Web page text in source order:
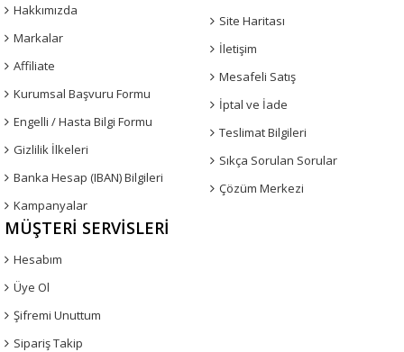
Hakkımızda
Markalar
Affiliate
Kurumsal Başvuru Formu
Engelli / Hasta Bilgi Formu
Gizlilik İlkeleri
Banka Hesap (IBAN) Bilgileri
Kampanyalar
Site Haritası
İletişim
Mesafeli Satış
İptal ve İade
Teslimat Bilgileri
Sıkça Sorulan Sorular
Çözüm Merkezi
MÜŞTERI SERVISLERI
Hesabım
Üye Ol
Şifremi Unuttum
Sipariş Takip